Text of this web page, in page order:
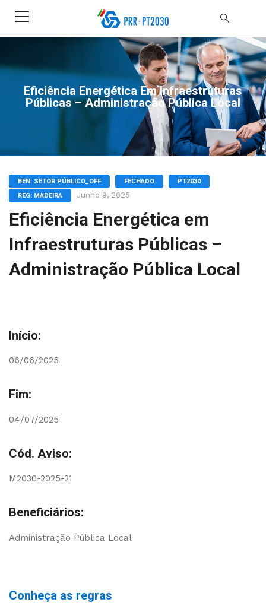
Eficiência Energética Em Infraestruturas
Públicas – Administração Pública Local
BEN: SETOR PÚBLICO_OFF FECHADO
PT2030
REG: MADEIRA
Junho 9, 2025
Eficiência Energética em
Infraestruturas Públicas –
Administração Pública Local
Início:
06/06/2025
Fim:
04/07/2025
Cód. Aviso:
M2030-2025-21
Beneficiários:
Administração Pública Local
Conheça as regras